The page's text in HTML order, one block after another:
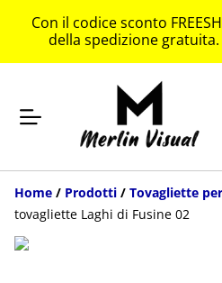
Con il codice sconto
della spedizione
Home / Prodotti / Tovagliette
tovagliette Laghi di Fusine 02